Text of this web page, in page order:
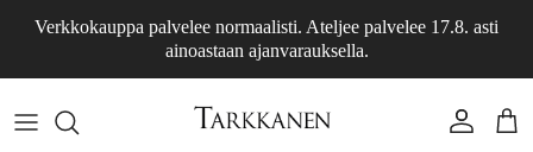
Verkkokauppa palvelee normaalisti. Ateljee palvelee 17.8. asti
ainoastaan ajanvarauksella.
Account Cart